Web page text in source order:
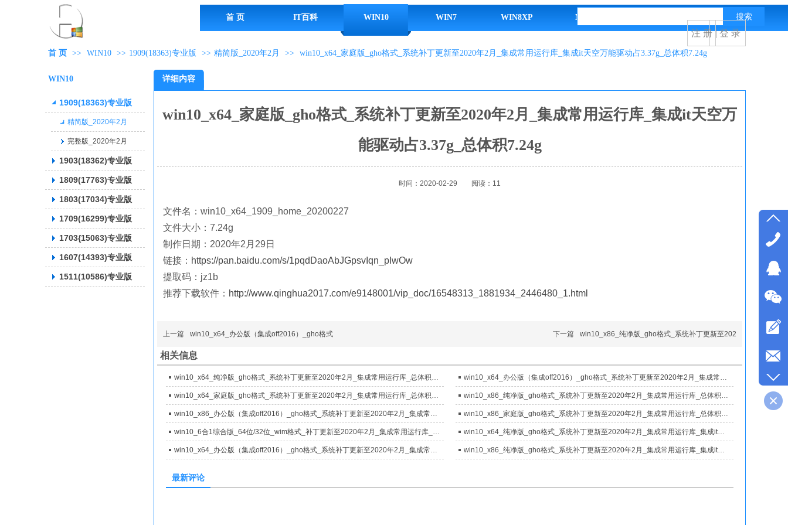
| 登 录
注 册
搜索
首 页 IT百科 WIN10 WIN7 WIN8XP MSDN
首 页 >> WIN10 >> 1909(18363)专业版 >> 精简版_2020年2月 >> win10_x64_家庭版_gho格式_系统补丁更新至2020年2月_集成常用运行库_集成it天空万能驱动占3.37g_总体积7.24g
WIN10
1909(18363)专业版
精简版_2020年2月
完整版_2020年2月
1903(18362)专业版
1809(17763)专业版
1803(17034)专业版
1709(16299)专业版
1703{15063)专业版
1607(14393)专业版
1511(10586)专业版
详细内容
win10_x64_家庭版_gho格式_系统补丁更新至2020年2月_集成常用运行库_集成it天空万
能驱动占3.37g_总体积7.24g
时间：2020-02-29 阅读：11
文件名：win10_x64_1909_home_20200227
文件大小：7.24g
制作日期：2020年2月29日
链接： https://pan.baidu.com/s/1pqdDaoAbJGpsvIqn_pIwOw
提取码：jz1b
推荐下载软件： http://www.qinghua2017.com/e9148001/vip_doc/16548313_1881934_2446480_1.html
上一篇 win10_x64_办公版（集成off2016）_gho格式 下一篇 win10_x86_纯净版_gho格式_系统补丁更新至202
相关信息
win10_x64_纯净版_gho格式_系统补丁更新至2020年2月_集成常用运行库_总体积4.15g win10_x64_办公版（集成off2016）_gho格式_系统补丁更新至2020年2月_集成常用运行库_总体积4.69g
win10_x64_家庭版_gho格式_系统补丁更新至2020年2月_集成常用运行库_总体积4.49g win10_x86_纯净版_gho格式_系统补丁更新至2020年2月_集成常用运行库_总体积2.96g
win10_x86_办公版（集成off2016）_gho格式_系统补丁更新至2020年2月_集成常用运行库_总体积3.51g win10_x86_家庭版_gho格式_系统补丁更新至2020年2月_集成常用运行库_总体积3.29g
win10_6合1综合版_64位/32位_wim格式_补丁更新至2020年2月_集成常用运行库_系统体积5.55G win10_x64_纯净版_gho格式_系统补丁更新至2020年2月_集成常用运行库_集成it天空万能驱动占3.37g_总体积6.91g
win10_x64_办公版（集成off2016）_gho格式_系统补丁更新至2020年2月_集成常用运行库_集成it天空万能驱动占3.37g_总体积7.46g win10_x86_纯净版_gho格式_系统补丁更新至2020年2月_集成常用运行库_集成it天空万能驱动占1.7g_总体积4.14g
最新评论